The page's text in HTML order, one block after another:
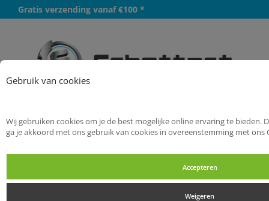
Gebruik van cookies
Wij gebruiken cookies om je de best mogelijke online ervaring te bieden.
ga je akkoord met ons gebruik van cookies in overeenstemming met ons
Accepteren
Weigeren
Gratis verzending vanaf €100 *
Startpagina
Installatietechniek
Fittingen malleabel
Nippels
Nippels